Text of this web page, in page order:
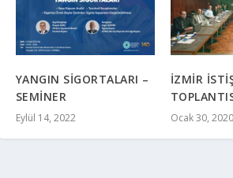
YANGIN SİGORTALARI –
SEMİNER
Eylül 14, 2022
İZMİR
Ocak 30, 2020